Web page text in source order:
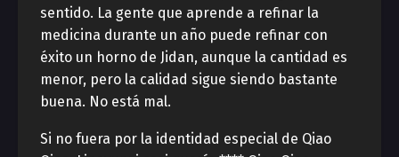
sentido. La gente que aprende a refinar la
medicina durante un año puede refinar con
éxito un horno de Jidan, aunque la cantidad es
menor, pero la calidad sigue siendo bastante
buena. No está mal.
Si no fuera por la identidad especial de Qiao